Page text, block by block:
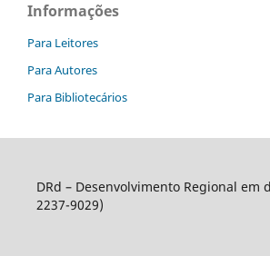
Informações
Para Leitores
Para Autores
Para Bibliotecários
DRd – Desenvolvimento Regional em
2237-9029)